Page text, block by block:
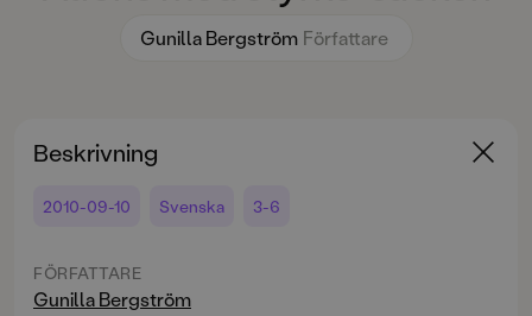
Gunilla Bergström Författare
Beskrivning
2010-09-10 Svenska 3-6
FÖRFATTARE
Gunilla Bergström